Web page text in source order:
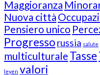
Maggioranza
Nuova città
Pensiero unico
Progresso russia salute
multiculturale Tasse
leyen valori